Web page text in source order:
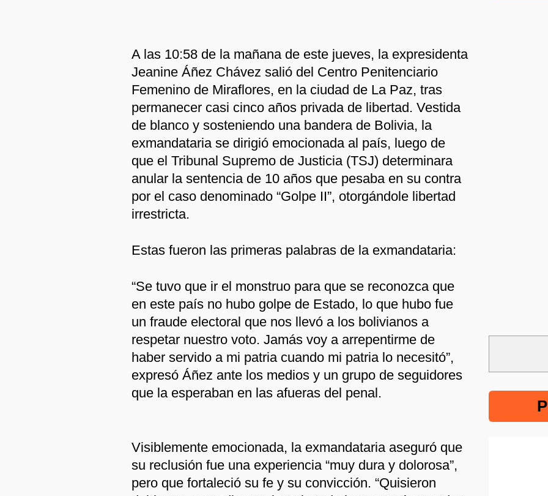
A las 10:58 de la mañana de este jueves, la expresidenta
Jeanine Áñez Chávez salió del Centro Penitenciario
Femenino de Miraflores, en la ciudad de La Paz, tras
permanecer casi cinco años privada de libertad. Vestida
de blanco y sosteniendo una bandera de Bolivia, la
exmandataria se dirigió emocionada al país, luego de
que el Tribunal Supremo de Justicia (TSJ) determinara
anular la sentencia de 10 años que pesaba en su contra
por el caso denominado “Golpe II”, otorgándole libertad
irrestricta.
Estas fueron las primeras palabras de la exmandataria:
“Se tuvo que ir el monstruo para que se reconozca que
en este país no hubo golpe de Estado, lo que hubo fue
un fraude electoral que nos llevó a los bolivianos a
respetar nuestro voto. Jamás voy a arrepentirme de
haber servido a mi patria cuando mi patria lo necesitó”,
expresó Áñez ante los medios y un grupo de seguidores
que la esperaban en las afueras del penal.
Visiblemente emocionada, la exmandataria aseguró que
su reclusión fue una experiencia “muy dura y dolorosa”,
pero que fortaleció su fe y su convicción. “Quisieron